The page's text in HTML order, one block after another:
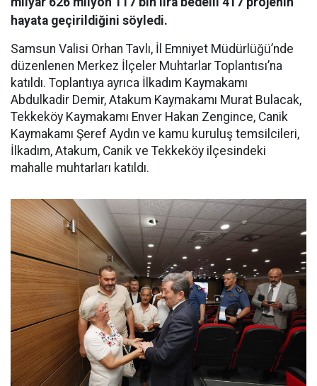
hayata geçirildiğini söyledi.
Samsun Valisi Orhan Tavlı, İl Emniyet Müdürlüğü’nde
düzenlenen Merkez İlçeler Muhtarlar Toplantısı’na
katıldı. Toplantıya ayrıca İlkadım Kaymakamı
Abdulkadir Demir, Atakum Kaymakamı Murat Bulacak,
Tekkeköy Kaymakamı Enver Hakan Zengince, Canik
Kaymakamı Şeref Aydın ve kamu kuruluş temsilcileri,
İlkadım, Atakum, Canik ve Tekkeköy ilçesindeki
mahalle muhtarları katıldı.